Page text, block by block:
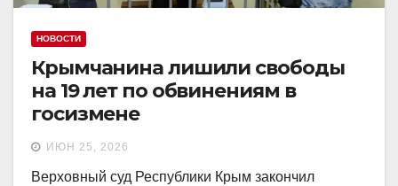
НОВОСТИ
Крымчанина лишили свободы
на 19 лет по обвинениям в
госизмене
ИЮН 25, 2026
Верховный суд Республики Крым закончил